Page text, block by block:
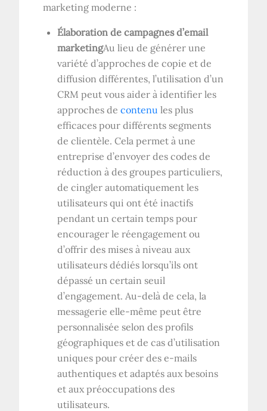
marketing moderne :
Élaboration de campagnes d’email
marketingAu lieu de générer une
variété d’approches de copie et de
diffusion différentes, l’utilisation d’un
CRM peut vous aider à identifier les
approches decontenu les plus
efficaces pour différents segments
de clientèle. Cela permet à une
entreprise d’envoyer des codes de
réduction à des groupes particuliers,
de cingler automatiquement les
utilisateurs qui ont été inactifs
pendant un certain temps pour
encourager le réengagement ou
d’offrir des mises à niveau aux
utilisateurs dédiés lorsqu’ils ont
dépassé un certain seuil
d’engagement. Au-delà de cela, la
messagerie elle-même peut être
personnalisée selon des profils
géographiques et de cas d’utilisation
uniques pour créer des e-mails
authentiques et adaptés aux besoins
et aux préoccupations des
utilisateurs.